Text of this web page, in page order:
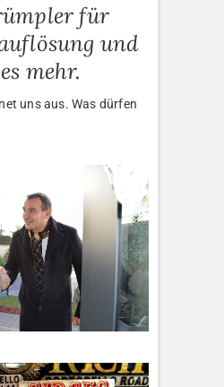
für
und
mehr.
uns aus. Was dürfen